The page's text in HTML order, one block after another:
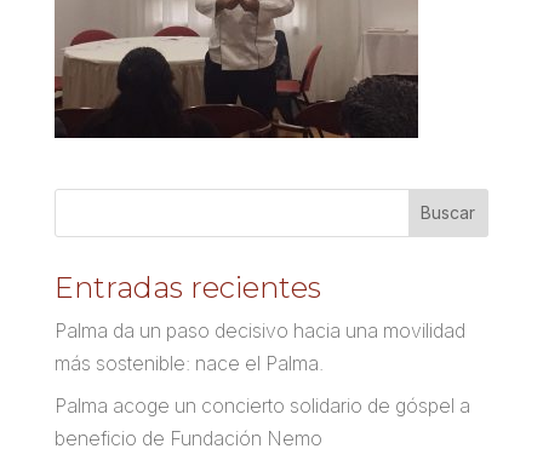
Entradas recientes
Palma da un paso decisivo hacia una movilidad
más sostenible: nace el Palma.
Palma acoge un concierto solidario de góspel a
beneficio de Fundación Nemo